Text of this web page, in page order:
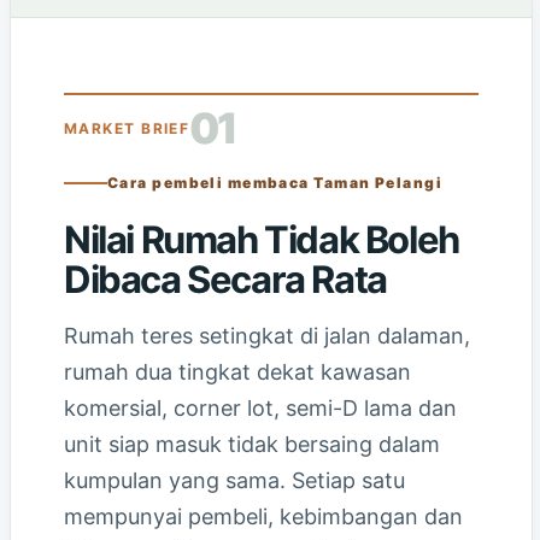
MARKET BRIEF01
Cara pembeli membaca Taman Pelangi
Nilai Rumah Tidak Boleh
Dibaca Secara Rata
Rumah teres setingkat di jalan dalaman,
rumah dua tingkat dekat kawasan
komersial, corner lot, semi-D lama dan
unit siap masuk tidak bersaing dalam
kumpulan yang sama. Setiap satu
mempunyai pembeli, kebimbangan dan